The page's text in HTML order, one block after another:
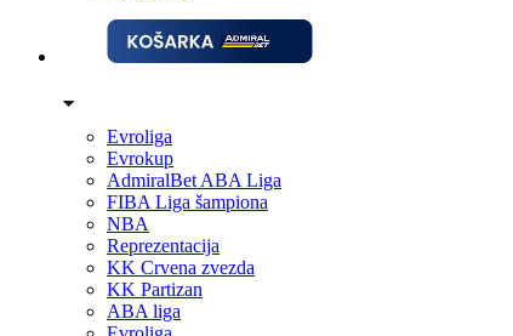
Evroliga
Evrokup
AdmiralBet ABA Liga
FIBA Liga šampiona
NBA
Reprezentacija
KK Crvena zvezda
KK Partizan
ABA liga